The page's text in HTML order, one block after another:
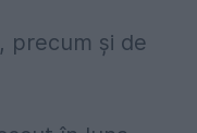
precum şi de